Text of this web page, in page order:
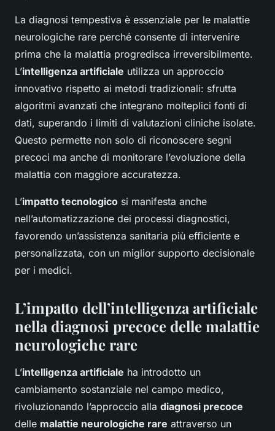
La diagnosi tempestiva è essenziale per le malattie
neurologiche rare perché consente di intervenire
prima che la malattia progredisca irreversibilmente.
L’intelligenza artificiale utilizza un approccio
innovativo rispetto ai metodi tradizionali: sfrutta
algoritmi avanzati che integrano molteplici fonti di
dati, superando i limiti di valutazioni cliniche isolate.
Questo permette non solo di riconoscere segni
precoci ma anche di monitorare l’evoluzione della
malattia con maggiore accuratezza.
L’impatto tecnologico si manifesta anche
nell’automatizzazione dei processi diagnostici,
favorendo un’assistenza sanitaria più efficiente e
personalizzata, con un miglior supporto decisionale
per i medici.
L’impatto dell’intelligenza artificiale
nella diagnosi precoce delle malattie
neurologiche rare
L’intelligenza artificiale ha introdotto un
cambiamento sostanziale nel campo medico,
rivoluzionando l’approccio alla diagnosi precoce
delle malattie neurologiche rare attraverso un